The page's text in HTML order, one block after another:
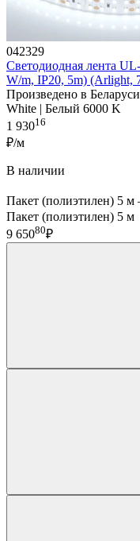
042329
Светодиодная лента
W/m, IP20, 5m) (Arlight,
Произведено в Беларуси
White | Белый 6000 K
1 93016
₽/м
В наличии
Пакет (полиэтилен) 5
Пакет (полиэтилен) 5 м
9 65080₽